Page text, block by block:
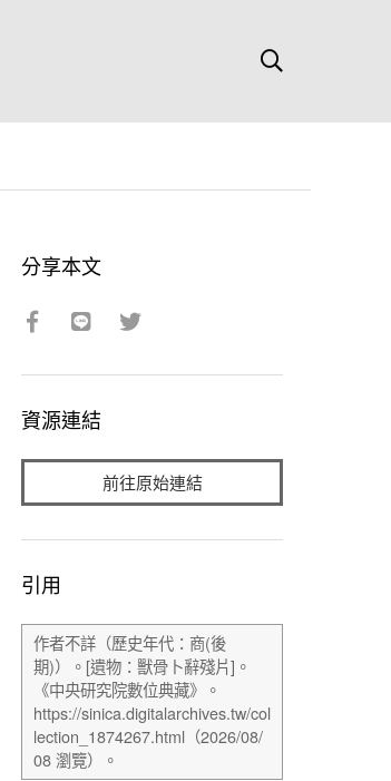
分享本文
資源連結
前往原始連結
引用